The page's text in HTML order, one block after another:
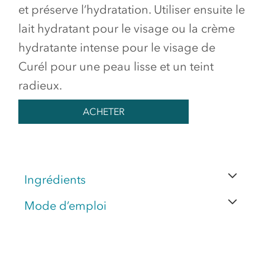
et préserve l’hydratation. Utiliser ensuite le
lait hydratant pour le visage ou la crème
hydratante intense pour le visage de
Curél pour une peau lisse et un teint
radieux.
ACHETER
Ingrédients
Mode d’emploi